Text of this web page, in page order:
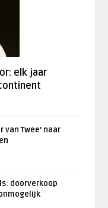
elk jaar
van Twee’ naar
doorverkoop